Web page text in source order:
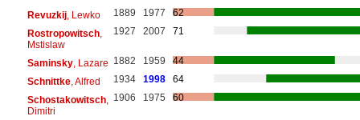
Revuzkij, Lewko 1889 1977
62
Rostropowitsch,
Mstislaw
1927 2007 71
Saminsky, Lazare 1882 1959
44
Schnittke, Alfred 1934 1998
64
Schostakowitsch,
Dimitri
1906 1975 60